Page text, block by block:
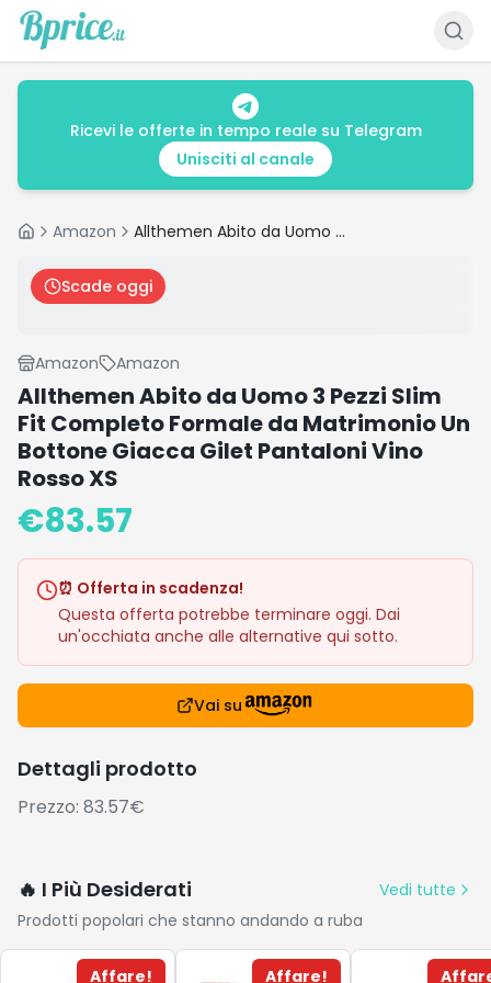
Ricevi le offerte in tempo reale su Telegram
Unisciti al canale
HomeAmazon Allthemen Abito da Uomo 3 Pezzi Slim Fit Completo Formale da Matrimonio Un Bottone Giacca Gilet Pantaloni Vino Rosso XS
Scade oggi
Amazon Amazon
Allthemen Abito da Uomo 3 Pezzi Slim
Fit Completo Formale da Matrimonio Un
Bottone Giacca Gilet Pantaloni Vino
Rosso XS
€83.57
⏰ Offerta in scadenza!
Questa offerta potrebbe terminare oggi. Dai
un'occhiata anche alle alternative qui sotto.
Vai su
Dettagli prodotto
Prezzo: 83.57€
🔥 I Più Desiderati
Vedi tutte
Prodotti popolari che stanno andando a ruba
Affare! Affare!